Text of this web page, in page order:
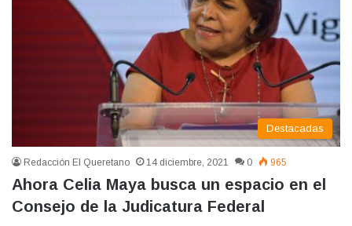
Destacadas
Redacción El Queretano 14 diciembre, 2021 0 965
Ahora Celia Maya busca un espacio en el
Consejo de la Judicatura Federal